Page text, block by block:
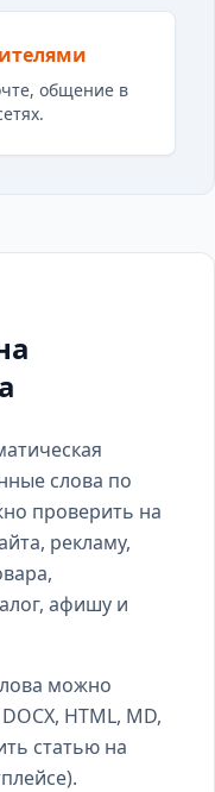
общение в
слова по
проверить на
рекламу,
афишу и
можно
HTML, MD,
статью на